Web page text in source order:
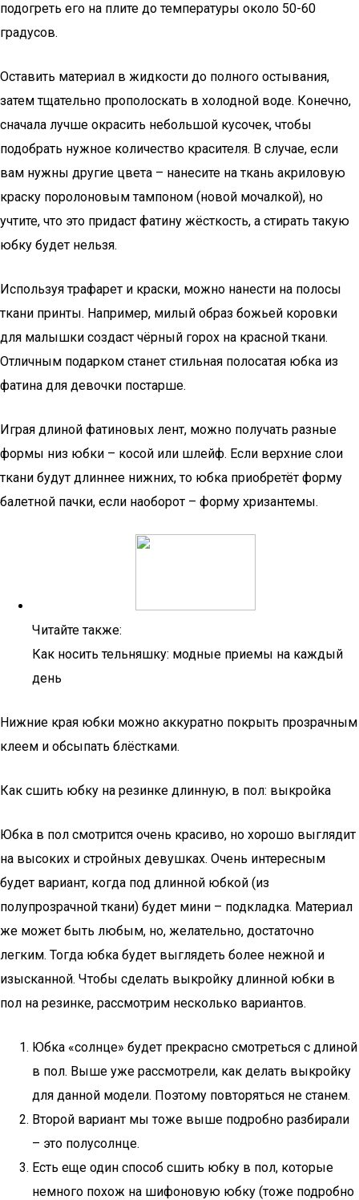
подогреть его на плите до температуры около 50-60
градусов.
Оставить материал в жидкости до полного остывания,
затем тщательно прополоскать в холодной воде. Конечно,
сначала лучше окрасить небольшой кусочек, чтобы
подобрать нужное количество красителя. В случае, если
вам нужны другие цвета – нанесите на ткань акриловую
краску поролоновым тампоном (новой мочалкой), но
учтите, что это придаст фатину жёсткость, а стирать такую
юбку будет нельзя.
Используя трафарет и краски, можно нанести на полосы
ткани принты. Например, милый образ божьей коровки
для малышки создаст чёрный горох на красной ткани.
Отличным подарком станет стильная полосатая юбка из
фатина для девочки постарше.
Играя длиной фатиновых лент, можно получать разные
формы низ юбки – косой или шлейф. Если верхние слои
ткани будут длиннее нижних, то юбка приобретёт форму
балетной пачки, если наоборот – форму хризантемы.
Читайте также:
Как носить тельняшку: модные приемы на каждый
день
Нижние края юбки можно аккуратно покрыть прозрачным
клеем и обсыпать блёстками.
Как сшить юбку на резинке длинную, в пол: выкройка
Юбка в пол смотрится очень красиво, но хорошо выглядит
на высоких и стройных девушках. Очень интересным
будет вариант, когда под длинной юбкой (из
полупрозрачной ткани) будет мини – подкладка. Материал
же может быть любым, но, желательно, достаточно
легким. Тогда юбка будет выглядеть более нежной и
изысканной. Чтобы сделать выкройку длинной юбки в
пол на резинке, рассмотрим несколько вариантов.
Юбка «солнце» будет прекрасно смотреться с длиной
в пол. Выше уже рассмотрели, как делать выкройку
для данной модели. Поэтому повторяться не станем.
Второй вариант мы тоже выше подробно разбирали
– это полусолнце.
Есть еще один способ сшить юбку в пол, которые
немного похож на шифоновую юбку (тоже подробно